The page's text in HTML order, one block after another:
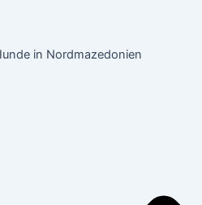
in Nordmazedonien